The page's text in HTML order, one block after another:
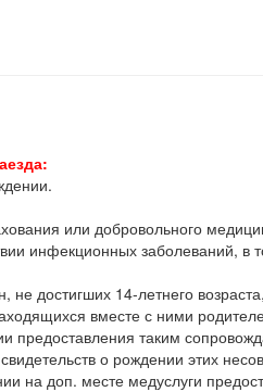
или добровольного
инфекционных заболеваний,
достигших 14-летнего
вместе с ними
предоставления таким
о рождении этих
на доп. месте медуслуги